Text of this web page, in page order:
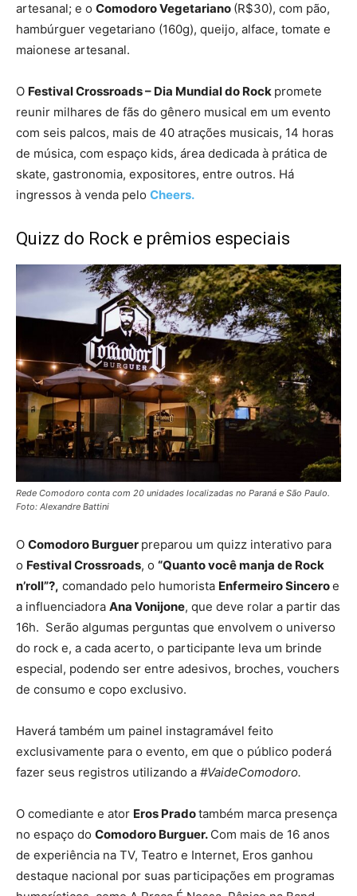
artesanal; e o Comodoro Vegetariano (R$30), com pão,
hambúrguer vegetariano (160g), queijo, alface, tomate e
maionese artesanal.
O Festival Crossroads – Dia Mundial do Rock promete
reunir milhares de fãs do gênero musical em um evento
com seis palcos, mais de 40 atrações musicais, 14 horas
de música, com espaço kids, área dedicada à prática de
skate, gastronomia, expositores, entre outros. Há
ingressos à venda pelo Cheers.
Quizz do Rock e prêmios especiais
Rede Comodoro conta com 20 unidades localizadas no Paraná e São Paulo.
Foto: Alexandre Battini
O Comodoro Burguer preparou um quizz interativo para
o Festival Crossroads, o “Quanto você manja de Rock
n’roll”?, comandado pelo humorista Enfermeiro Sinceroe
a influenciadora Ana Vonijone, que deve rolar a partir das
16h. Serão algumas perguntas que envolvem o universo
do rock e, a cada acerto, o participante leva um brinde
especial, podendo ser entre adesivos, broches, vouchers
de consumo e copo exclusivo.
Haverá também um painel instagramável feito
exclusivamente para o evento, em que o público poderá
fazer seus registros utilizando a #VaideComodoro.
O comediante e ator Eros Pradotambém marca presença
no espaço do Comodoro Burguer. Com mais de 16 anos
de experiência na TV, Teatro e Internet, Eros ganhou
destaque nacional por suas participações em programas